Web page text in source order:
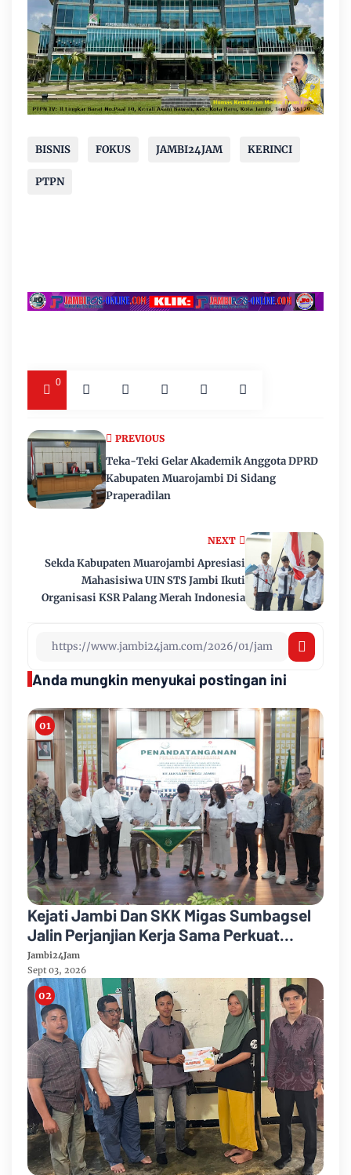
BISNIS FOKUS JAMBI24JAM KERINCI
PTPN
0
NEXT
Sekda Kabupaten Muarojambi Apresiasi
Mahasisiwa UIN STS Jambi Ikuti
Organisasi KSR Palang Merah Indonesia
PREVIOUS
Teka-Teki Gelar Akademik Anggota DPRD
Kabupaten Muarojambi Di Sidang
Praperadilan
Anda mungkin menyukai postingan ini
Kejati Jambi Dan SKK Migas Sumbagsel
Jalin Perjanjian Kerja Sama Perkuat
Kepastian Hukum
Jambi24Jam
Sept 03, 2026